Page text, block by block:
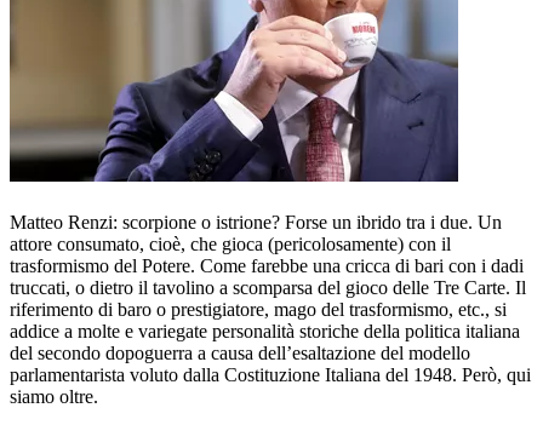
Matteo Renzi: scorpione o istrione? Forse un ibrido tra i due. Un
attore consumato, cioè, che gioca (pericolosamente) con il
trasformismo del Potere. Come farebbe una cricca di bari con i dadi
truccati, o dietro il tavolino a scomparsa del gioco delle Tre Carte. Il
riferimento di baro o prestigiatore, mago del trasformismo, etc., si
addice a molte e variegate personalità storiche della politica italiana
del secondo dopoguerra a causa dell’esaltazione del modello
parlamentarista voluto dalla Costituzione Italiana del 1948. Però, qui
siamo oltre.